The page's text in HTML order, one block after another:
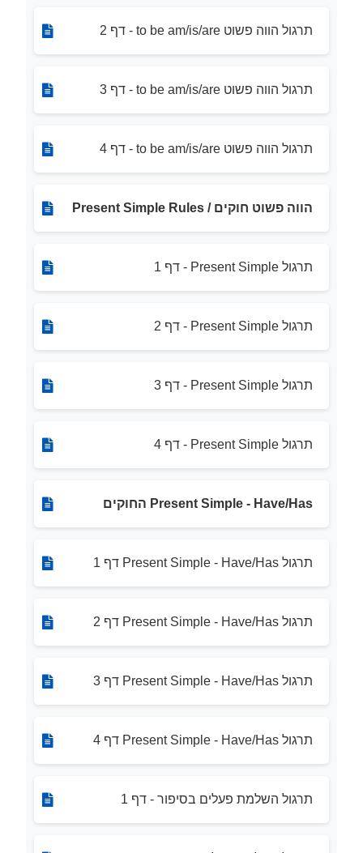
תרגול הווה פשוט to be am/is/are - דף 2
תרגול הווה פשוט to be am/is/are - דף 3
תרגול הווה פשוט to be am/is/are - דף 4
הווה פשוט חוקים / Present Simple Rules
תרגול Present Simple - דף 1
תרגול Present Simple - דף 2
תרגול Present Simple - דף 3
תרגול Present Simple - דף 4
Present Simple - Have/Has החוקים
תרגול Present Simple - Have/Has דף 1
תרגול Present Simple - Have/Has דף 2
תרגול Present Simple - Have/Has דף 3
תרגול Present Simple - Have/Has דף 4
תרגול השלמת פעלים בסיפור - דף 1